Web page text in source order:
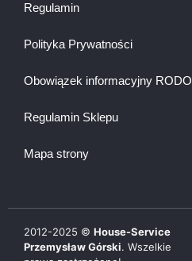
Regulamin
Polityka Prywatności
Obowiązek informacyjny RODO
Regulamin Sklepu
Mapa strony
2012-2025 © House-Service
Przemysław Górski. Wszelkie